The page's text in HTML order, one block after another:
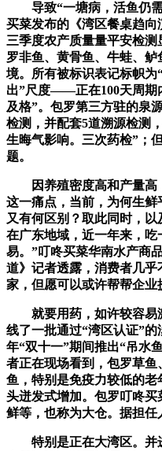
导致“一塘病，活鱼仍需
买菜发布的《湾区餐桌趋向
三季度农产质量量平安检测
罗非鱼、黄骨鱼、牛蛙、
境。所有被标识表记标帜为
出”尺度——正在100天周期
及格”。包罗第三方驻的泉
检测，并配套5道溯源检测
生晦气影响。三次药检”；
题。
因养殖密度高和产量高
这一痛点，当前，为何生鲜
又有何区别？取此同时，
在广东地域，近一年来，
易。”叮咚买菜华南水产商
道》记者透露，消费者几
家，但愿可以或许帮帮企业
就要用药，如许较容易
线了一批通过“湾区认证”
年“双十一”期间推出“吊水
者正在现场看到，包罗草
鱼，特别是免疫力较低的老
头迸发式增加。包罗叮咚
鲜等，也称为大仓。据担任
特别是正在大湾区。并